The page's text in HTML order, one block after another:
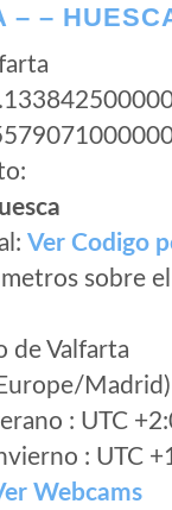
– –
Ver Codigo
sobre el
de Valfarta
Madrid)
: UTC
: UTC
Webcams